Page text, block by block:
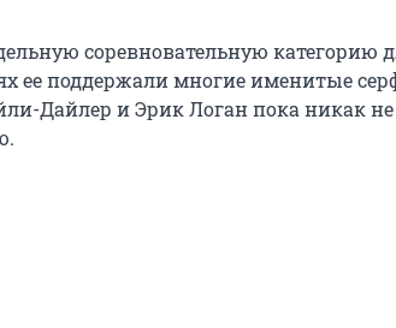
соревновательную категорию
ее поддержали многие именитые
Дайлер и Эрик Логан пока никак не